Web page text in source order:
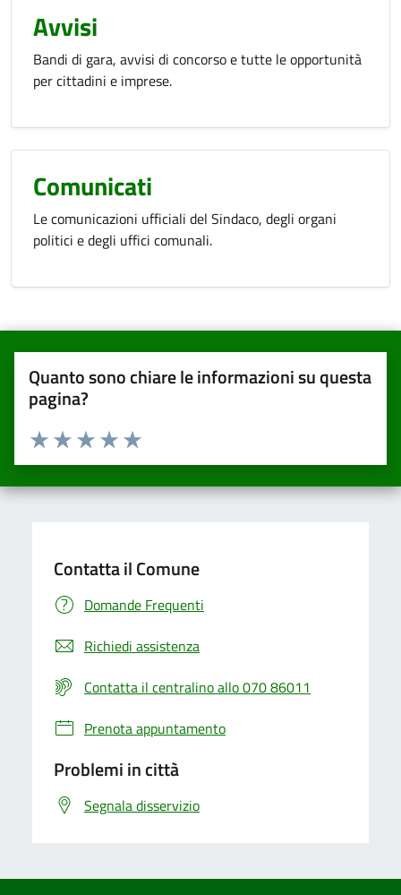
Avvisi
Bandi di gara, avvisi di concorso e tutte le opportunità
per cittadini e imprese.
Comunicati
Le comunicazioni ufficiali del Sindaco, degli organi
politici e degli uffici comunali.
Quanto sono chiare le informazioni su questa
pagina?
Valuta da 1 a 5 stelle la pagina
Valuta 5 stelle su 5
Valuta 4 stelle su 5
Valuta 3 stelle su 5
Valuta 2 stelle su 5
Valuta una stella su 5
Contatta il Comune
Domande Frequenti
Richiedi assistenza
Contatta il centralino allo 070 86011
Prenota appuntamento
Problemi in città
Segnala disservizio